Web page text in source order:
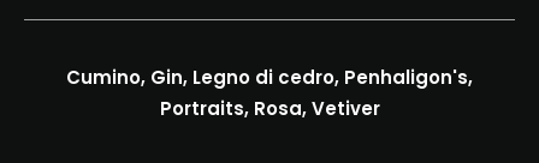
Cumino, Gin, Legno di cedro, Penhaligon's,
Portraits, Rosa, Vetiver